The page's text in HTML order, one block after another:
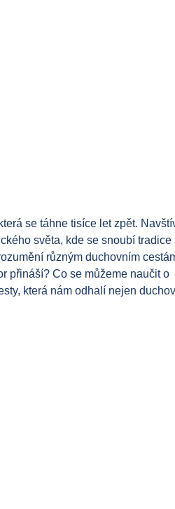
se táhne tisíce let zpět.
světa, kde se snoubí tradice
různým duchovním
přináší? Co se můžeme naučit o
která nám odhalí nejen